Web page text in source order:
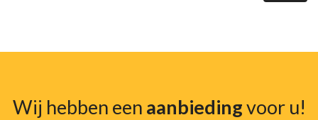
Wij hebben een aanbiedingvoor u!